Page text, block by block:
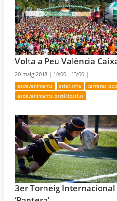
Volta a Peu València
20 maig 2018 | 10:00 - 13:00 |
esdeveniments atletisme carreres
esdeveniments participatius
3er Torneig